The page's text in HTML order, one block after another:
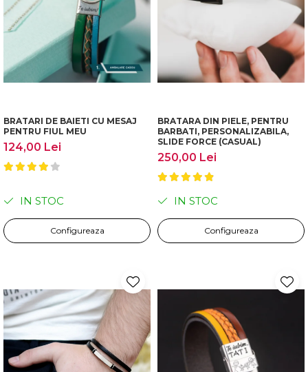
BRATARI DE BAIETI CU MESAJ
PENTRU FIUL MEU
124,00 Lei
IN STOC
Configureaza
BRATARA DIN PIELE, PENTRU
BARBATI, PERSONALIZABILA,
SLIDE FORCE (CASUAL)
250,00 Lei
IN STOC
Configureaza